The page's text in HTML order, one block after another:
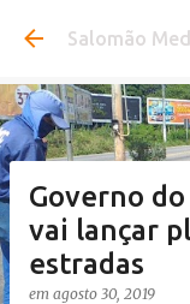
Pular
Salomão
Governo
vai lançar
estradas
em agosto 30, 2019